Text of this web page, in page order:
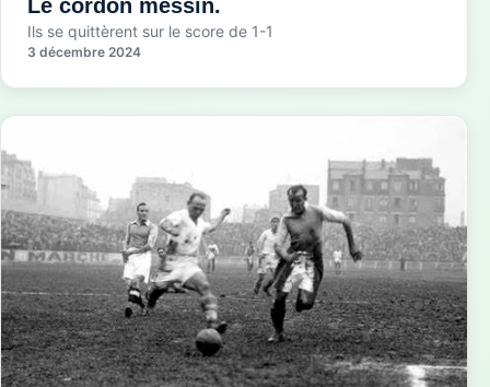
Le cordon messin.
Ils se quittèrent sur le score de 1-1
3 décembre 2024